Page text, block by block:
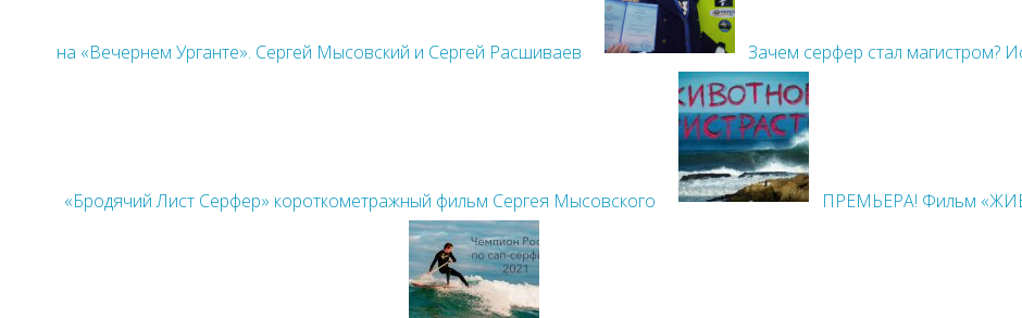
на «Вечернем Урганте». Сергей Мысовский и Сергей Расшиваев Зачем серфер стал магистром?
«Бродячий Лист Серфер» короткометражный фильм Сергея Мысовского ПРЕМЬЕРА! Фильм